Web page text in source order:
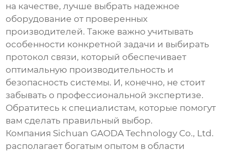
на качестве, лучше выбрать надежное
оборудование от проверенных
производителей. Также важно учитывать
особенности конкретной задачи и выбирать
протокол связи, который обеспечивает
оптимальную производительность и
безопасность системы. И, конечно, не стоит
забывать о профессиональной экспертизе.
Обратитесь к специалистам, которые помогут
вам сделать правильный выбор.
Компания Sichuan GAODA Technology Co., Ltd.
располагает богатым опытом в области